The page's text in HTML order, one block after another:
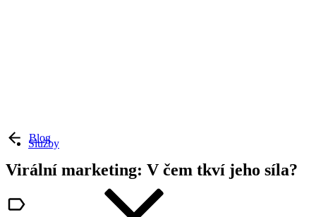
Služby
Blog
Virální marketing: V čem tkví jeho síla?
online marketing